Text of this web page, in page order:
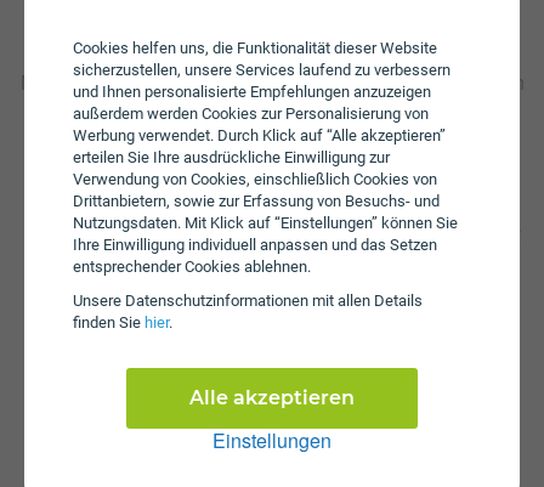
Cookies helfen uns, die Funktionalität dieser Website
sicherzustellen, unsere Services laufend zu verbessern
und Ihnen personalisierte Empfehlungen anzuzeigen
außerdem werden Cookies zur Personalisierung von
Werbung verwendet. Durch Klick auf “Alle akzeptieren”
erteilen Sie Ihre ausdrückliche Einwilligung zur
Verwendung von Cookies, einschließlich Cookies von
Drittanbietern, sowie zur Erfassung von Besuchs- und
Nutzungsdaten. Mit Klick auf “Einstellungen” können Sie
Ihre Einwilligung individuell anpassen und das Setzen
entsprechender Cookies ablehnen.
Unsere Daten­schutz­informationen mit allen Details
finden Sie hier.
Einstellungen
Alle akzeptieren
Gebühren
Nach Verbrauch der inkludierten Einheiten fallen Kosten in
Höhe von 0 ct/€ pro Minute und 0 ct/€ pro versendeter
SMS an. Wenn das inkludierte Datenvolumen
aufgebraucht ist muss ein zusätzliches Datenpaket von
Magenta hinzugenommen werden, um wieder mobilen
Zugriff auf das Internet zu haben. Zusätzlich fällt beim
Mobile Sim Only L eine Aktivierungsgebühr in Höhe von €
69,99 an. Die jährliche Servicepauschale beträgt € 24,99.